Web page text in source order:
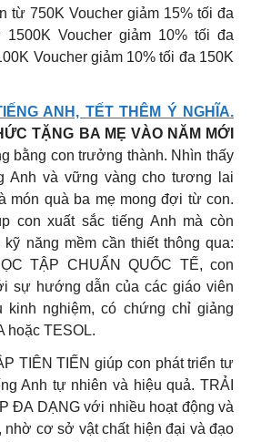
từ 750K Voucher giảm 15% tối đa
Voucher giảm 10% tối đa
Voucher giảm 10% tối đa 150K
ANH, TẾT THÊM Ý NGHĨA.
TẶNG BA MẸ VÀO NĂM MỚI
bằng con trưởng thành. Nhìn thấy
Anh và vững vàng cho tương lai
món quà ba mẹ mong đợi từ con.
con xuất sắc tiếng Anh mà còn
năng mềm cần thiết thông qua:
TẬP CHUẨN QUỐC TẾ, con
sự hướng dẫn của các giáo viên
kinh nghiệm, có chứng chỉ giảng
hoặc TESOL.
TIÊN TIẾN giúp con phát triển tư
Anh tự nhiên và hiệu quả. TRẢI
ĐA DẠNG với nhiều hoạt động và
cơ sở vật chất hiện đại và đạo